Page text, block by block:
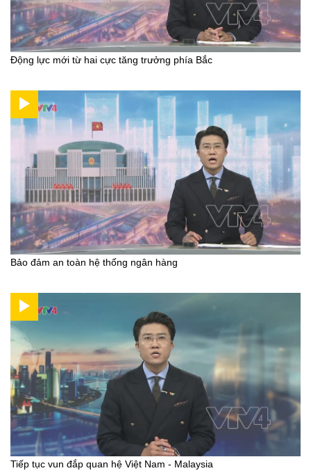
Động lực mới từ hai cực tăng trưởng phía Bắc
Bảo đảm an toàn hệ thống ngân hàng
Tiếp tục vun đắp quan hệ Việt Nam - Malaysia